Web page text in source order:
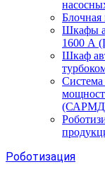
Шкафы
1600 А
Шкаф
Система
Роботизация